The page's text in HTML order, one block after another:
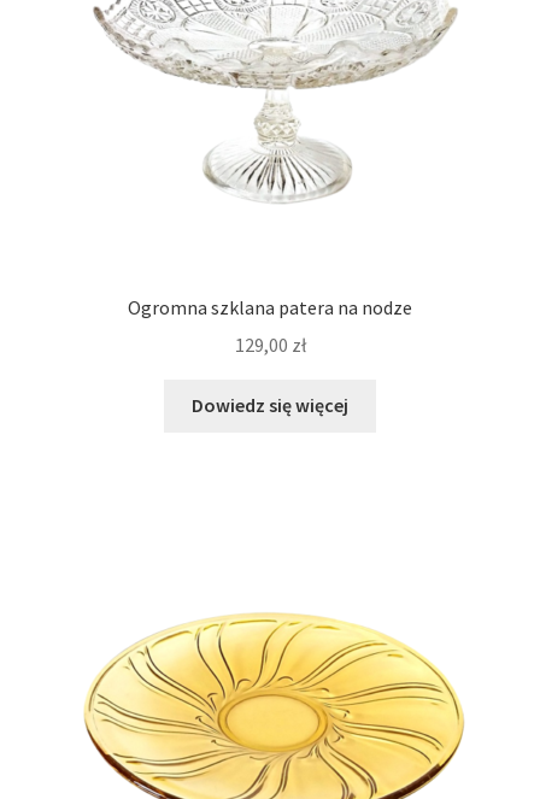
Ogromna szklana patera na nodze
129,00 zł
Dowiedz się więcej